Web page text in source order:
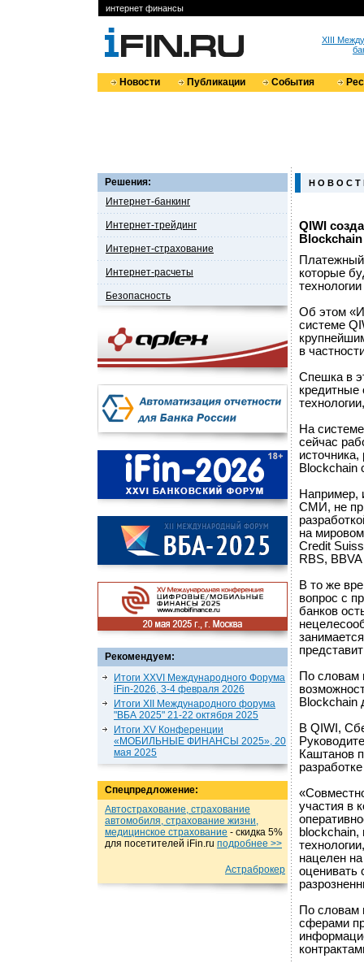
интернет финансы
XIII
Новости Публикации События
Решения:
Интернет-банкинг
Интернет-трейдинг
Интернет-страхование
Интернет-расчеты
Безопасность
Рекомендуем:
Итоги XXVI Международного Форума
iFin-2026, 3-4 февраля 2026
Итоги XII Международного форума
"ВБА 2025" 21-22 октября 2025
Итоги XV Конференции
«МОБИЛЬНЫЕ ФИНАНСЫ 2025», 20
мая 2025
Спецпредложение:
Автострахование, страхование
автомобиля, страхование жизни,
медицинское страхование - cкидка 5%
для посетителей iFin.ru подробнеe >>
Астраброкер
Н О В О С Т
QIWI
Blockchain
Платежный
которые
Об этом
системе
в
Спешка в
кредитные
На
сейчас
Blockchain
Например,
СМИ, не
на
Credit
RBS,
В то же
вопрос с
банков
По словам
Blockchain
В QIWI,
Каштанов
участия в
нацелен
оценивать
По словам
сферами